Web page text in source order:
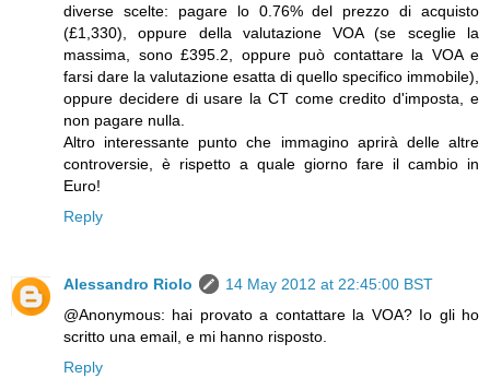
diverse scelte: pagare lo 0.76% del prezzo di acquisto
(£1,330), oppure della valutazione VOA (se sceglie la
massima, sono £395.2, oppure può contattare la VOA e
farsi dare la valutazione esatta di quello specifico immobile),
oppure decidere di usare la CT come credito d'imposta, e
non pagare nulla.
Altro interessante punto che immagino aprirà delle altre
controversie, è rispetto a quale giorno fare il cambio in
Euro!
Reply
Alessandro Riolo
14 May 2012 at 22:45:00 BST
@Anonymous: hai provato a contattare la VOA? Io gli ho
scritto una email, e mi hanno risposto.
Reply